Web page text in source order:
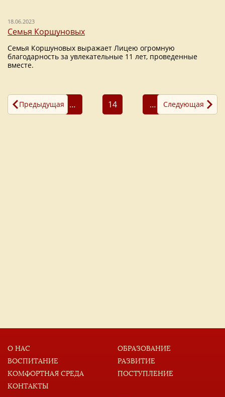
18.06.2023
Семья Коршуновых
Семья Коршуновых выражает Лицею огромную
благодарность за увлекательные 11 лет, проведенные
вместе.
Предыдущая … 14 … Следующая
О НАС
ОБРАЗОВАНИЕ
ВОСПИТАНИЕ
РАЗВИТИЕ
КОМФОРТНАЯ СРЕДА
ПОСТУПЛЕНИЕ
КОНТАКТЫ